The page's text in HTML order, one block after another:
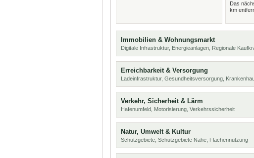
Das
km
Immobilien & Wohnungsmarkt
Digitale Infrastruktur, Energieanlagen, Regionale
Erreichbarkeit & Versorgung
Ladeinfrastruktur, Gesundheitsversorgung,
Verkehr, Sicherheit & Lärm
Hafenumfeld, Motorisierung, Verkehrssicherheit
Natur, Umwelt & Kultur
Schutzgebiete, Schutzgebiete Nähe, Flächennutzung